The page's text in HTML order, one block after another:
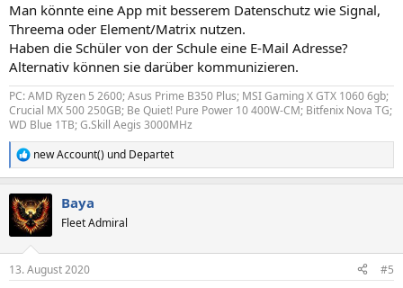
Man könnte eine App mit besserem Datenschutz wie Signal,
Threema oder Element/Matrix nutzen.
Haben die Schüler von der Schule eine E-Mail Adresse?
Alternativ können sie darüber kommunizieren.
PC: AMD Ryzen 5 2600; Asus Prime B350 Plus; MSI Gaming X GTX 1060 6gb;
Crucial MX 500 250GB; Be Quiet! Pure Power 10 400W-CM; Bitfenix Nova TG;
WD Blue 1TB; G.Skill Aegis 3000MHz
R
e
k
t
e
new Account() und Departet
Baya
Fleet Admiral
13. August 2020 #5